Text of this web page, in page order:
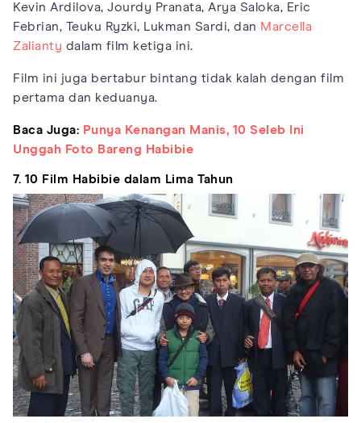
Kevin Ardilova, Jourdy Pranata, Arya Saloka, Eric
Febrian, Teuku Ryzki, Lukman Sardi, dan Marcella
Zalianty dalam film ketiga ini.
Film ini juga bertabur bintang tidak kalah dengan film
pertama dan keduanya.
Baca Juga: Punya Kenangan Manis, 10 Seleb Ini
Unggah Foto Bareng Habibie
7. 10 Film Habibie dalam Lima Tahun